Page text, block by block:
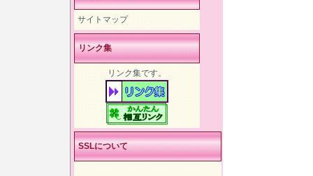
サイトマップ
リンク集
リンク集です。
SSLについて